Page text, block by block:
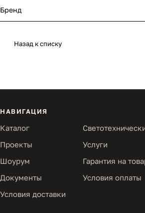
Бренд
Назад к списку
НАВИГАЦИЯ
Каталог
Проекты
Услуги
Шоурум
Гарантия на
Документы
Условия оплаты
Условия доставки